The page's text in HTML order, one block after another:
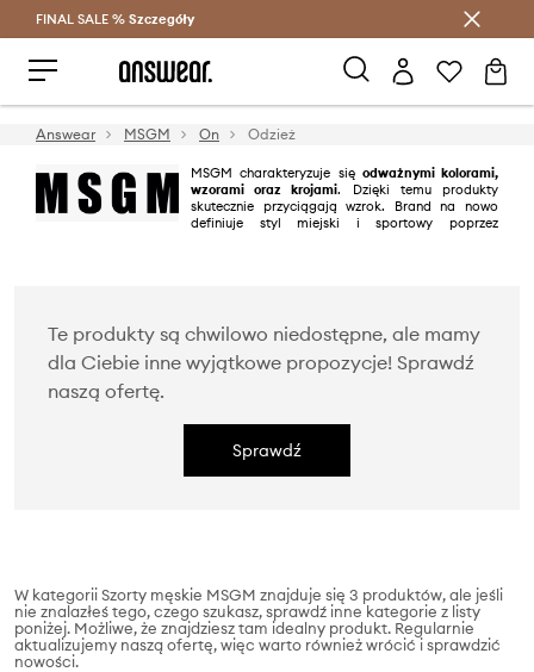
Oszczędzaj z Answear Club >
FINAL SALE % Szczegóły
Answear MSGM On Odzież
MSGM charakteryzuje się odważnymi kolorami,
wzorami oraz krojami. Dzięki temu produkty
skutecznie przyciągają wzrok. Brand na nowo
definiuje styl miejski i sportowy poprzez
Te produkty są chwilowo niedostępne, ale mamy
dla Ciebie inne wyjątkowe propozycje! Sprawdź
naszą ofertę.
Sprawdź
W kategorii Szorty męskie MSGM znajduje się 3 produktów, ale jeśli
nie znalazłeś tego, czego szukasz, sprawdź inne kategorie z listy
poniżej. Możliwe, że znajdziesz tam idealny produkt. Regularnie
aktualizujemy naszą ofertę, więc warto również wrócić i sprawdzić
nowości.